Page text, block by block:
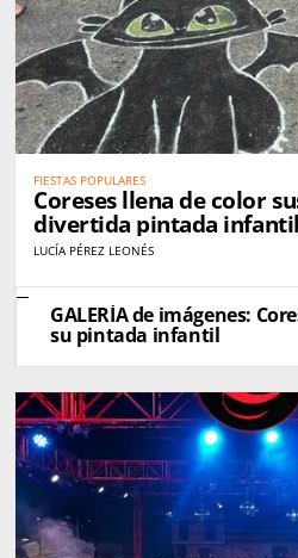
FIESTAS POPULARES
Coreses llena de color
divertida pintada infantil
LUCÍA PÉREZ LEONÉS
GALERÍA de imágenes:
su pintada infantil